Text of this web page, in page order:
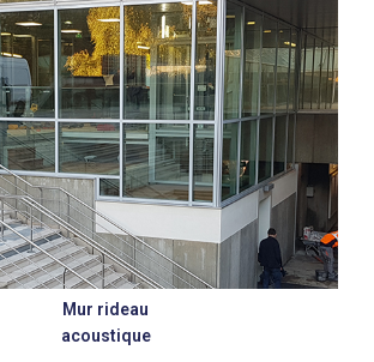
Mur rideau
acoustique